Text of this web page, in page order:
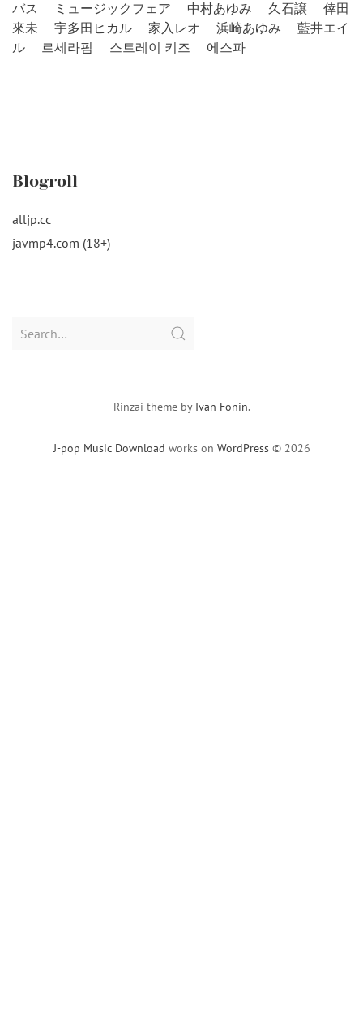
バス
ミュージックフェア 中村あゆみ 久石譲
倖田
來未
宇多田ヒカル 家入レオ 浜崎あゆみ
藍井エイ
ル
르세라핌 스트레이 키즈 에스파
Blogroll
alljp.cc
javmp4.com (18+)
Search
J-pop Music Download works on WordPress © 2026
Rinzai theme by Ivan Fonin.